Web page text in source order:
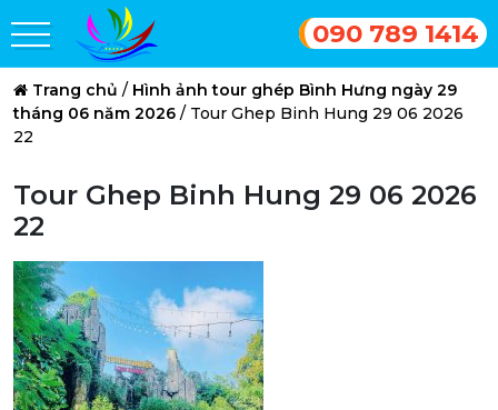
090 789 1414
Trang chủ / Hình ảnh tour ghép Bình Hưng ngày 29
tháng 06 năm 2026 / Tour Ghep Binh Hung 29 06 2026
22
Tour Ghep Binh Hung 29 06 2026
22